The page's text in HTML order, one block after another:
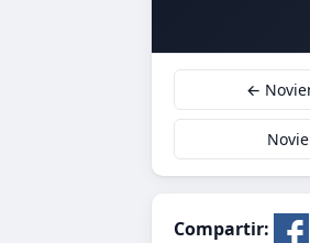
←
Compartir: